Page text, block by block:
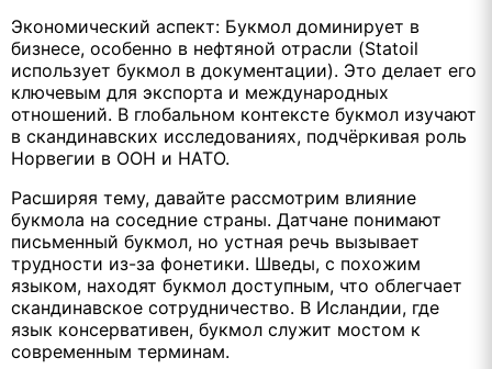
Экономический аспект: Букмол доминирует в
бизнесе, особенно в нефтяной отрасли (Statoil
использует букмол в документации). Это делает его
ключевым для экспорта и международных
отношений. В глобальном контексте букмол изучают
в скандинавских исследованиях, подчёркивая роль
Норвегии в ООН и НАТО.
Расширяя тему, давайте рассмотрим влияние
букмола на соседние страны. Датчане понимают
письменный букмол, но устная речь вызывает
трудности из-за фонетики. Шведы, с похожим
языком, находят букмол доступным, что облегчает
скандинавское сотрудничество. В Исландии, где
язык консервативен, букмол служит мостом к
современным терминам.